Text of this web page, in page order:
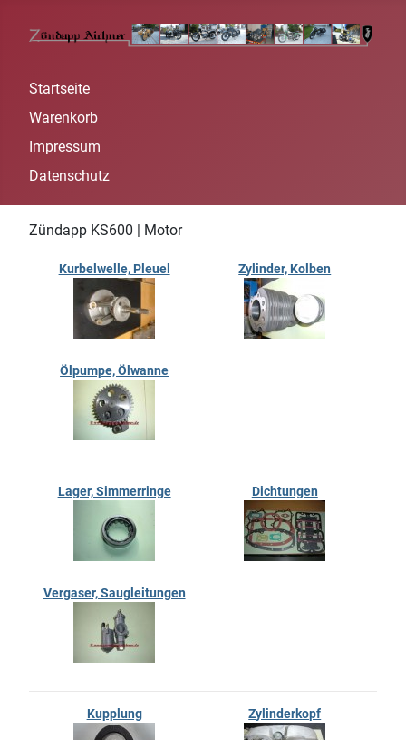
Startseite
Warenkorb
Impressum
Datenschutz
Zündapp KS600 | Motor
Kurbelwelle, Pleuel Zylinder, Kolben
Ölpumpe, Ölwanne
Lager, Simmerringe Dichtungen
Vergaser, Saugleitungen
Kupplung Zylinderkopf